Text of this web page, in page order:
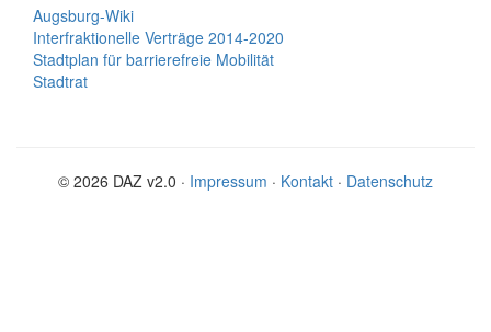
Augsburg-Wiki
Interfraktionelle Verträge 2014-2020
Stadtplan für barrierefreie Mobilität
Stadtrat
© 2026 DAZ v2.0 · Impressum · Kontakt · Datenschutz